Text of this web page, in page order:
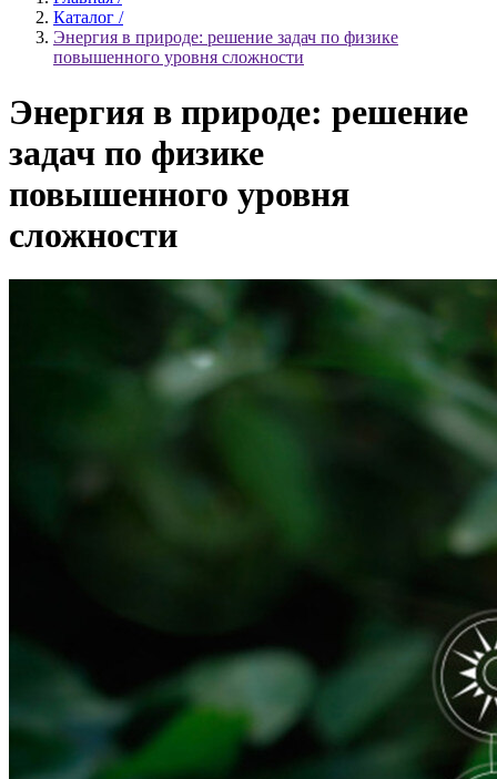
Каталог /
Энергия в природе: решение задач по физике
повышенного уровня сложности
Энергия в природе: решение
задач по физике
повышенного уровня
сложности